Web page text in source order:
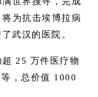
为抗击埃博拉病
武汉的医院。
25 万件医疗物
，总价值 1000